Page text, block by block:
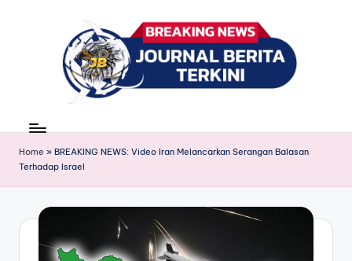
r
n
a
news
Home » BREAKING NEWS: Video Iran Melancarkan Serangan Balasan
Terhadap Israel